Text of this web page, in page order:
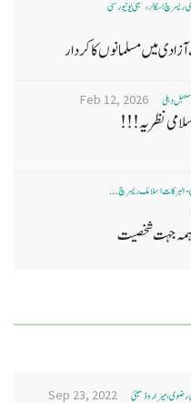
اسکالر، ممبئی یونیورسٹی
میں مسلمانوں کا کردار
دہلی Feb 12, 2026
نظریہ!!!
- البرکات اسلامک ریسرچ ...
جہت شخصیت
رضوی ، میرا روڈ ممبئی Sep 23, 2022